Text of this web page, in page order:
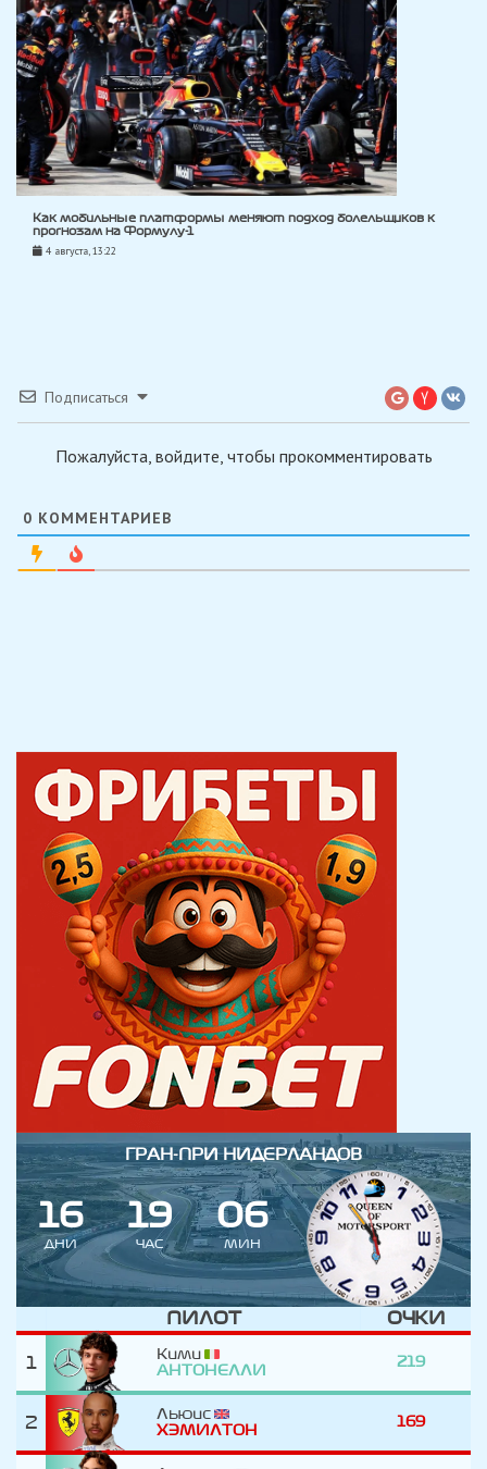
Как мобильные платформы меняют подход болельщиков к
прогнозам на Формулу-1
4 августа, 13:22
Подписаться
Пожалуйста, войдите, чтобы прокомментировать
0 КОММЕНТАРИЕВ
ГРАН-ПРИ НИДЕРЛАНДОВ
16
ДНИ
19
ЧАС
06
МИН
ПИЛОТ ОЧКИ
1
Кими
АНТОНЕЛЛИ
219
2
Льюис
ХЭМИЛТОН
169